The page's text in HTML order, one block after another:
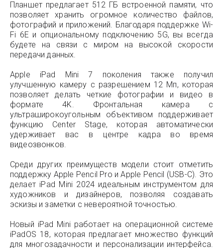
Планшет предлагает 512 ГБ встроенной памяти, что
позволяет хранить огромное количество файлов,
фотографий и приложений. Благодаря поддержке Wi-
Fi 6E и опциональному подключению 5G, вы всегда
будете на связи с миром на высокой скорости
передачи данных.
Apple iPad Mini 7 поколения также получил
улучшенную камеру с разрешением 12 Мп, которая
позволяет делать четкие фотографии и видео в
формате 4K. Фронтальная камера с
ультраширокоугольным объективом поддерживает
функцию Center Stage, которая автоматически
удерживает вас в центре кадра во время
видеозвонков.
Среди других преимуществ модели стоит отметить
поддержку Apple Pencil Pro и Apple Pencil (USB-C). Это
делает iPad Mini 2024 идеальным инструментом для
художников и дизайнеров, позволяя создавать
эскизы и заметки с невероятной точностью.
Новый iPad Mini работает на операционной системе
iPadOS 18, которая предлагает множество функций
для многозадачности и персонализации интерфейса.